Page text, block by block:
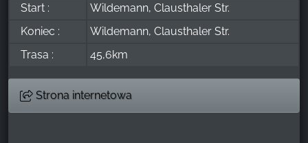
Start :
Wildemann, Clausthaler Str.
Koniec :
Wildemann, Clausthaler Str.
Trasa :
45,6km
Strona internetowa